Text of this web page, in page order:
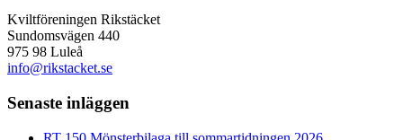
Kviltföreningen Rikstäcket
Sundomsvägen 440
975 98 Luleå
info@rikstacket.se
Senaste inläggen